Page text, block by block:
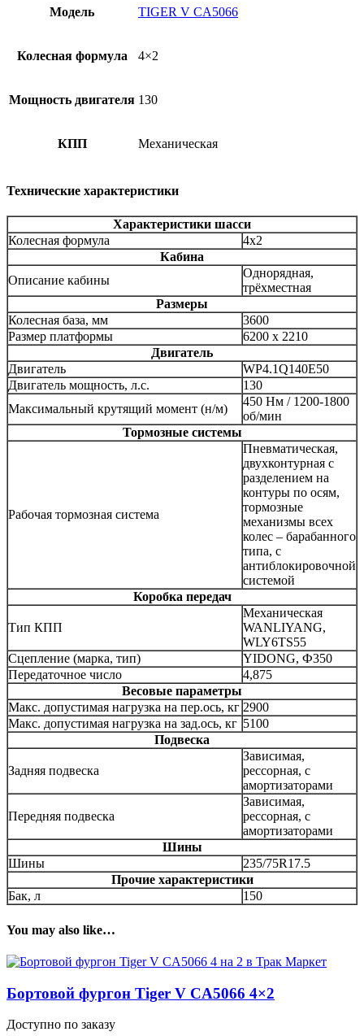
Модель TIGER V CA5066
Колесная формула 4×2
Мощность двигателя 130
КПП Механическая
Технические характеристики
Характеристики шасси
Колесная формула
4x2
Кабина
Описание кабины
Однорядная,
трёхместная
Размеры
Колесная база, мм
3600
Размер платформы
6200 х 2210
Двигатель
Двигатель
WP4.1Q140E50
Двигатель мощность, л.с.
130
Максимальный крутящий момент (н/м)
450 Нм / 1200-1800
об/мин
Тормозные системы
Рабочая тормозная система
Пневматическая,
двухконтурная с
разделением на
контуры по осям,
тормозные
механизмы всех
колес – барабанного
типа, с
антиблокировочной
системой
Коробка передач
Тип КПП
Механическая
WANLIYANG,
WLY6TS55
Сцепление (марка, тип)
YIDONG, Ф350
Передаточное число
4,875
Весовые параметры
Макс. допустимая нагрузка на пер.ось, кг 2900
Макс. допустимая нагрузка на зад.ось, кг 5100
Подвеска
Задняя подвеска
Зависимая,
рессорная, с
амортизаторами
Передняя подвеска
Зависимая,
рессорная, с
амортизаторами
Шины
Шины
235/75R17.5
Прочие характеристики
Бак, л
150
You may also like…
Бортовой фургон Tiger V CA5066 4×2
Доступно по заказу